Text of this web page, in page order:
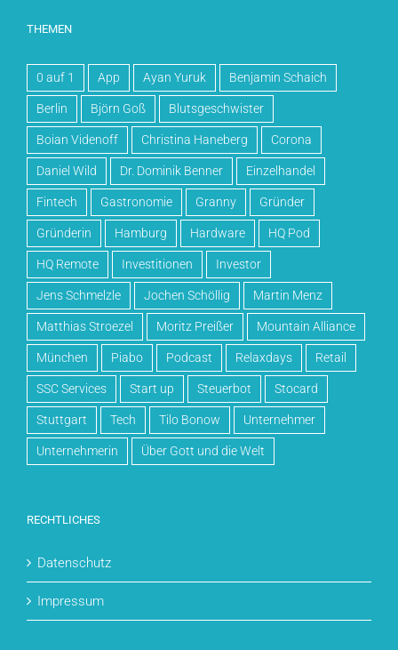
THEMEN
0 auf 1 App Ayan Yuruk Benjamin Schaich
Berlin Björn Goß Blutsgeschwister
Boian Videnoff Christina Haneberg Corona
Daniel Wild Dr. Dominik Benner Einzelhandel
Fintech Gastronomie Granny Gründer
Gründerin Hamburg Hardware HQ Pod
HQ Remote Investitionen Investor
Jens Schmelzle Jochen Schöllig Martin Menz
Matthias Stroezel Moritz Preißer Mountain Alliance
München Piabo Podcast Relaxdays Retail
SSC Services Start up Steuerbot Stocard
Stuttgart Tech Tilo Bonow Unternehmer
Unternehmerin Über Gott und die Welt
RECHTLICHES
Datenschutz
Impressum